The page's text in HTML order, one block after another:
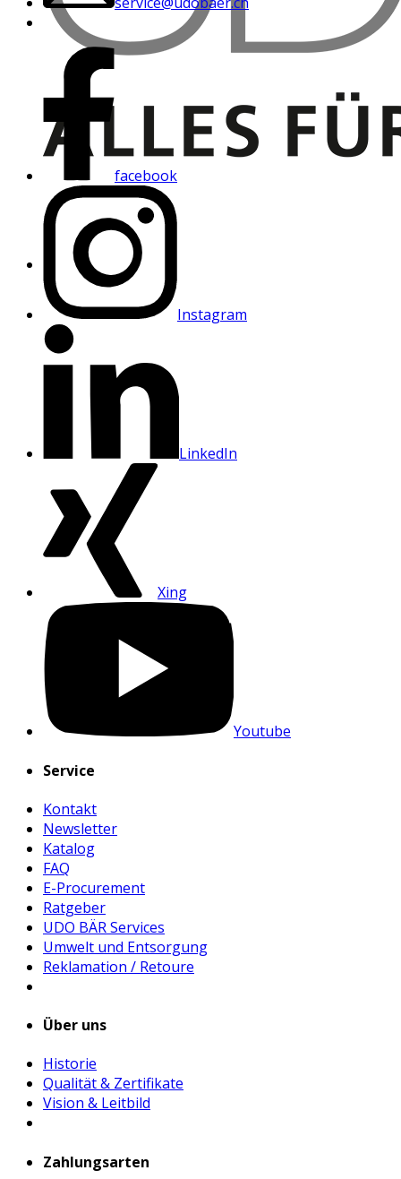
facebook
Instagram
LinkedIn
Xing
Youtube
Service
Kontakt
Newsletter
Katalog
FAQ
E-Procurement
Ratgeber
UDO BÄR Services
Umwelt und Entsorgung
Reklamation / Retoure
Über uns
Historie
Qualität & Zertifikate
Vision & Leitbild
Zahlungsarten